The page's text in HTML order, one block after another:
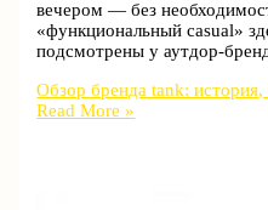
вечером — без
«функциональный casual»
подсмотрены у
Обзор бренда tank: история,
Read More »